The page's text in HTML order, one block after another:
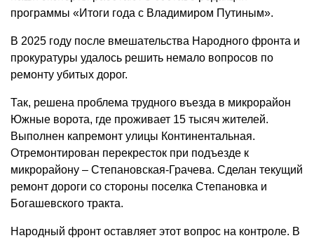
программы «Итоги года с Владимиром Путиным».
В 2025 году после вмешательства Народного фронта и
прокуратуры удалось решить немало вопросов по
ремонту убитых дорог.
Так, решена проблема трудного въезда в микрорайон
Южные ворота, где проживает 15 тысяч жителей.
Выполнен капремонт улицы Континентальная.
Отремонтирован перекресток при подъезде к
микрорайону – Степановская-Грачева. Сделан текущий
ремонт дороги со стороны поселка Степановка и
Богашевского тракта.
Народный фронт оставляет этот вопрос на контроле. В